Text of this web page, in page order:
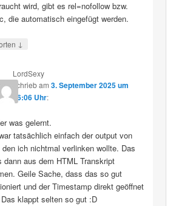
wird, gibt es rel=nofollow bzw.
die automatisch eingefügt werden.
↓
LordSexy
schriebam 3. September 2025 um
16:06 Uhr:
was gelernt.
tatsächlich einfach der output von
den ich nichtmal verlinken wollte. Das
dann aus dem HTML Transkript
Geile Sache, dass das so gut
und der Timestamp direkt geöffnet
klappt selten so gut :D